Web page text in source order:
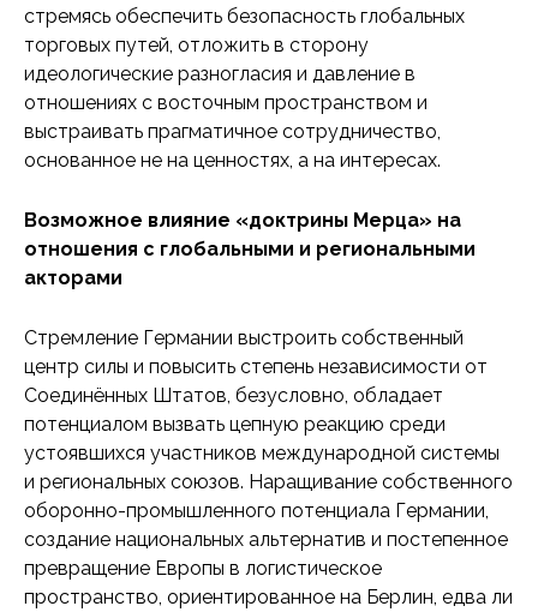
стремясь обеспечить безопасность глобальных
торговых путей, отложить в сторону
идеологические разногласия и давление в
отношениях с восточным пространством и
выстраивать прагматичное сотрудничество,
основанное не на ценностях, а на интересах.
Возможное влияние «доктрины Мерца» на
отношения с глобальными и региональными
акторами
Стремление Германии выстроить собственный
центр силы и повысить степень независимости от
Соединённых Штатов, безусловно, обладает
потенциалом вызвать цепную реакцию среди
устоявшихся участников международной системы
и региональных союзов. Наращивание собственного
оборонно-промышленного потенциала Германии,
создание национальных альтернатив и постепенное
превращение Европы в логистическое
пространство, ориентированное на Берлин, едва ли